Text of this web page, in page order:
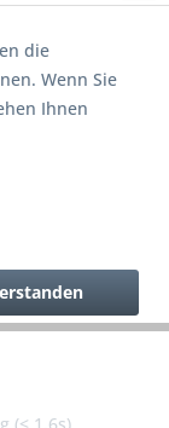
die
Wenn Sie
Ihnen